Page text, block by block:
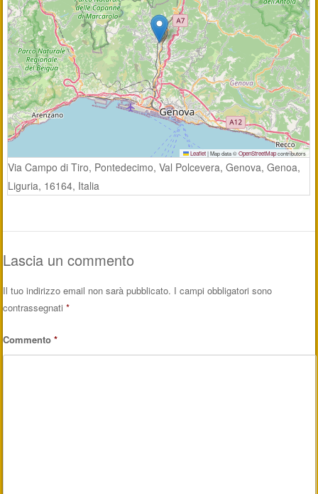
Leaflet |Map data ©OpenStreetMapcontributors
Via Campo di Tiro, Pontedecimo, Val Polcevera, Genova, Genoa,
Liguria, 16164, Italia
Lascia un commento
Il tuo indirizzo email non sarà pubblicato. I campi obbligatori sono
contrassegnati*
Commento*